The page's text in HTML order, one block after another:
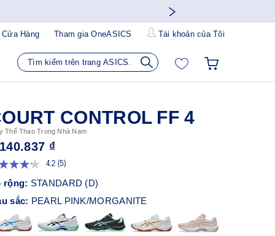
Hàng Tham gia OneASICS Tài khoản của Tôi
CONTROL FF 4
Thể Thao Trong Nhà Nam
₫
4.2 Đọc
5
đánh
giá.
Liên
kết
trang
(5)
rộng: STANDARD (D)
sắc: PEARL PINK/MORGANITE